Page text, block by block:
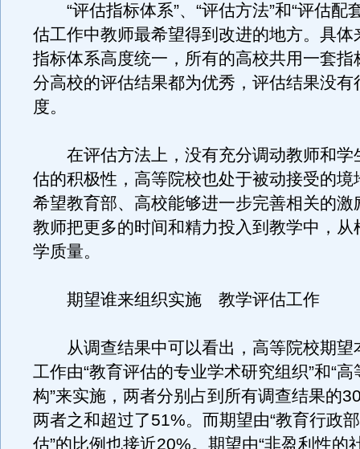
“评估指标体系”、“评估方法”和“评估配
估工作中教师最希望得到改进的地方。具体
指标体系高度统一，所有的高校共用一套指
分高校的评估结果都为优秀，评估结果没有
度。
在评估方法上，没有充分调动教师和学
估的积极性，高等院校也处于被动接受的境
希望教育部、高校能够进一步完善相关的激
教师把更多的时间和精力投入到教学中，从
学质量。
期望谁来组织实施 教学评估工作
从调查结果中可以看出，高等院校期望
工作由“教育评估的专业学术研究组织”和“
构”来实施，两者分别占到所有调查结果的
两者之和超过了51%。而期望由“教育行政
估”的比例也接近20%。期望由“非盈利性的